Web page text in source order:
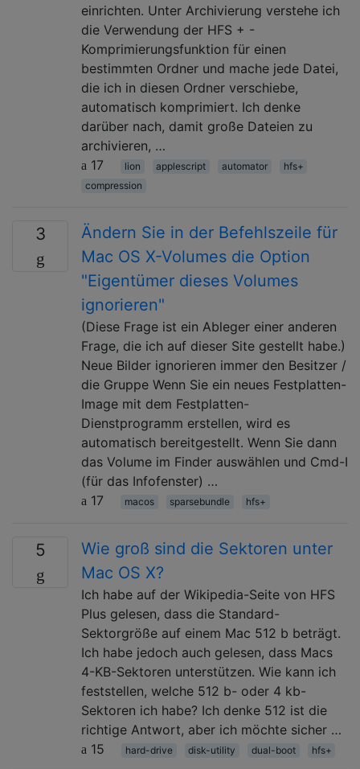
einrichten. Unter Archivierung verstehe ich
die Verwendung der HFS + -
Komprimierungsfunktion für einen
bestimmten Ordner und mache jede Datei,
die ich in diesen Ordner verschiebe,
automatisch komprimiert. Ich denke
darüber nach, damit große Dateien zu
archivieren, …
17
lion applescript automator
hfs+
compression
3
Ändern Sie in der Befehlszeile für
Mac OS X-Volumes die Option
"Eigentümer dieses Volumes
ignorieren"
(Diese Frage ist ein Ableger einer anderen
Frage, die ich auf dieser Site gestellt habe.)
Neue Bilder ignorieren immer den Besitzer /
die Gruppe Wenn Sie ein neues Festplatten-
Image mit dem Festplatten-
Dienstprogramm erstellen, wird es
automatisch bereitgestellt. Wenn Sie dann
das Volume im Finder auswählen und Cmd-I
(für das Infofenster) …
17
macos sparsebundle hfs+
5
Wie groß sind die Sektoren unter
Mac OS X?
Ich habe auf der Wikipedia-Seite von HFS
Plus gelesen, dass die Standard-
Sektorgröße auf einem Mac 512 b beträgt.
Ich habe jedoch auch gelesen, dass Macs
4-KB-Sektoren unterstützen. Wie kann ich
feststellen, welche 512 b- oder 4 kb-
Sektoren ich habe? Ich denke 512 ist die
richtige Antwort, aber ich möchte sicher …
15
hard-drive disk-utility dual-boot hfs+